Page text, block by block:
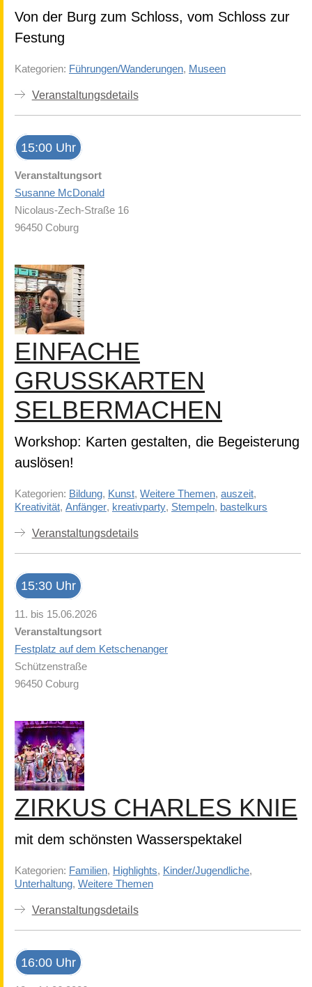
Von der Burg zum Schloss, vom Schloss zur
Festung
Kategorien: Führungen/Wanderungen, Museen
Veranstaltungsdetails
15:00 Uhr
Veranstaltungsort
Susanne McDonald
Nicolaus-Zech-Straße 16
96450 Coburg
EINFACHE
GRUSSKARTEN S
ELBERMACHEN
Workshop: Karten gestalten, die Begeisterung
auslösen!
Kategorien: Bildung, Kunst, Weitere Themen, auszeit,
Kreativität, Anfänger, kreativparty, Stempeln, bastelkurs
Veranstaltungsdetails
15:30 Uhr
11. bis 15.06.2026
Veranstaltungsort
Festplatz auf dem Ketschenanger
Schützenstraße
96450 Coburg
ZIRKUS CHARLES KNIE
mit dem schönsten Wasserspektakel
Kategorien: Familien, Highlights, Kinder/Jugendliche,
Unterhaltung, Weitere Themen
Veranstaltungsdetails
16:00 Uhr